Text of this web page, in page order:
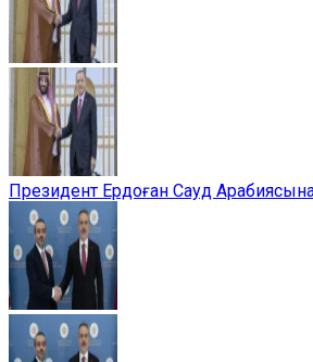
Президент Ердоған Сауд